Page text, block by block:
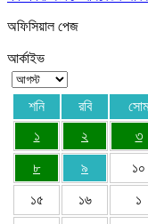
অফিসিয়াল পেজ
আর্কাইভ
শনি রবি সোম
১
২ ৩
৮ ৯ ১০
১৫ ১৬ ১